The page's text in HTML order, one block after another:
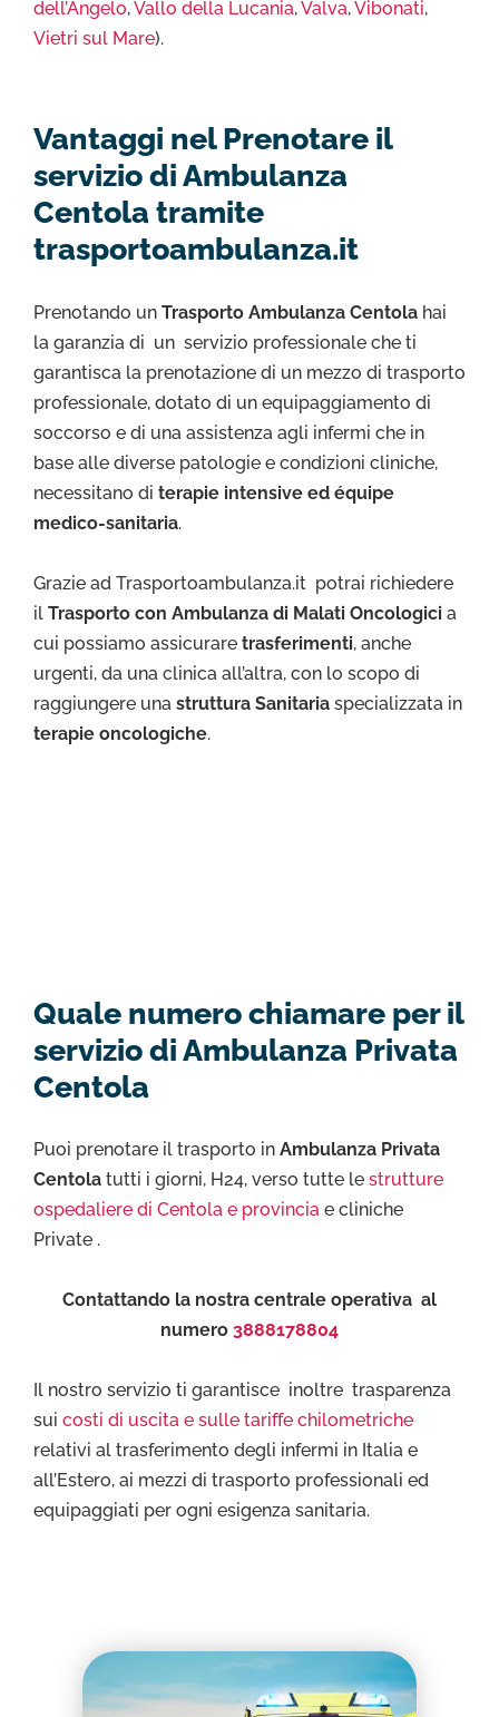
dell’Angelo,Vallo della Lucania,Valva,Vibonati,
Vietri sul Mare).
Vantaggi nel Prenotare il
servizio di Ambulanza
Centola tramite
trasportoambulanza.it
Prenotando un Trasporto Ambulanza Centola hai
la garanzia di un servizio professionale che ti
garantisca la prenotazione di un mezzo di trasporto
professionale, dotato di un equipaggiamento di
soccorso e di una assistenza agli infermi che in
base alle diverse patologie e condizioni cliniche,
necessitano di terapie intensive ed équipe
medico-sanitaria.
Grazie ad Trasportoambulanza.it potrai richiedere
il Trasporto con Ambulanza di Malati Oncologici a
cui possiamo assicurare trasferimenti, anche
urgenti, da una clinica all’altra, con lo scopo di
raggiungere una struttura Sanitaria specializzata in
terapie oncologiche.
Quale numero chiamare per il
servizio di Ambulanza Privata
Centola
Puoi prenotare il trasporto in Ambulanza Privata
Centola tutti i giorni, H24, verso tutte le strutture
ospedaliere di Centola e provincia e cliniche
Private .
Contattando la nostra centrale operativa al
numero 3888178804
Il nostro servizio ti garantisce inoltre trasparenza
sui costi di uscita e sulle tariffe chilometriche
relativi al trasferimento degli infermi in Italia e
all’Estero, ai mezzi di trasporto professionali ed
equipaggiati per ogni esigenza sanitaria.